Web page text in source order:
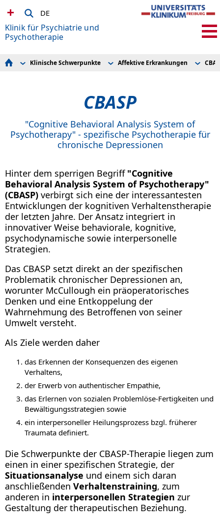
DE
Klinik für Psychiatrie und
Psychotherapie
Ambulanzen
Fachtherapien
Forschung / Research
Zuweiserinformationen
Patienteninformationen
Angehörigeninformationen
Kontakt & Anfahrt
Klinische Schwerpunkte
Zwangserkrankungen
Borderline-Störungen
ADHS im Erwachsenenalters
Psychotraumatologie
Psychische Erkrankungen im höheren Lebensalter
Psychotische Störungen
Nicht-invasive Hirnstimulation
Affektive Erkrankungen
CBASP
Nicht-invasive Hirnstimulation
CBASP
"Cognitive Behavioral Analysis System of
Psychotherapy" - spezifische Psychotherapie für
chronische Depressionen
Hinter dem sperrigen Begriff "Cognitive
Behavioral Analysis System of Psychotherapy"
(CBASP) verbirgt sich eine der interessantesten
Entwicklungen der kognitiven Verhaltenstherapie
der letzten Jahre. Der Ansatz integriert in
innovativer Weise behaviorale, kognitive,
psychodynamische sowie interpersonelle
Strategien.
Das CBASP setzt direkt an der spezifischen
Problematik chronischer Depressionen an,
worunter McCullough ein präoperatorisches
Denken und eine Entkoppelung der
Wahrnehmung des Betroffenen von seiner
Umwelt versteht.
Als Ziele werden daher
das Erkennen der Konsequenzen des eigenen
Verhaltens,
der Erwerb von authentischer Empathie,
das Erlernen von sozialen Problemlöse-Fertigkeiten und
Bewältigungsstrategien sowie
ein interpersoneller Heilungsprozess bzgl. früherer
Traumata definiert.
Die Schwerpunkte der CBASP-Therapie liegen zum
einen in einer spezifischen Strategie, der
Situationsanalyse und einem sich daran
anschließenden Verhaltenstraining, zum
anderen in interpersonellen Strategien zur
Gestaltung der therapeutischen Beziehung.